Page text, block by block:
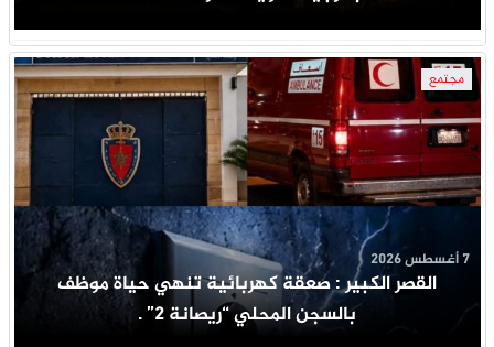
مجتمع
القصر الكبير : صعقة كهربائية تنهي حياة موظف
بالسجن المحلي “ريصانة 2” .
7 أغسطس 2026